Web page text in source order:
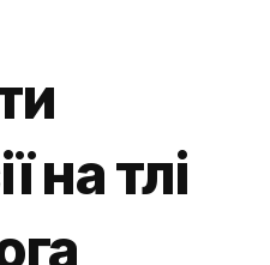
на тлі